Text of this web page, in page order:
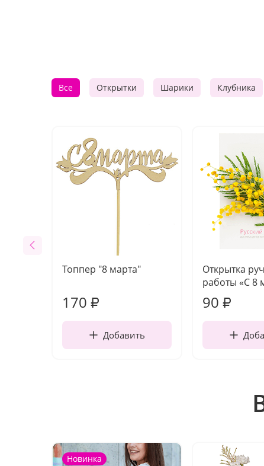
Все Открытки Шарики Клубника
Топпер "8 марта"
170 ₽
Добавить
Открытка
работы «С 8
90 ₽
Новинка